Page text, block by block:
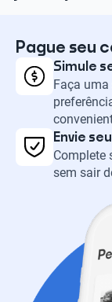
Pague seu
Simule
Faça
Envie
Complete
sem sair